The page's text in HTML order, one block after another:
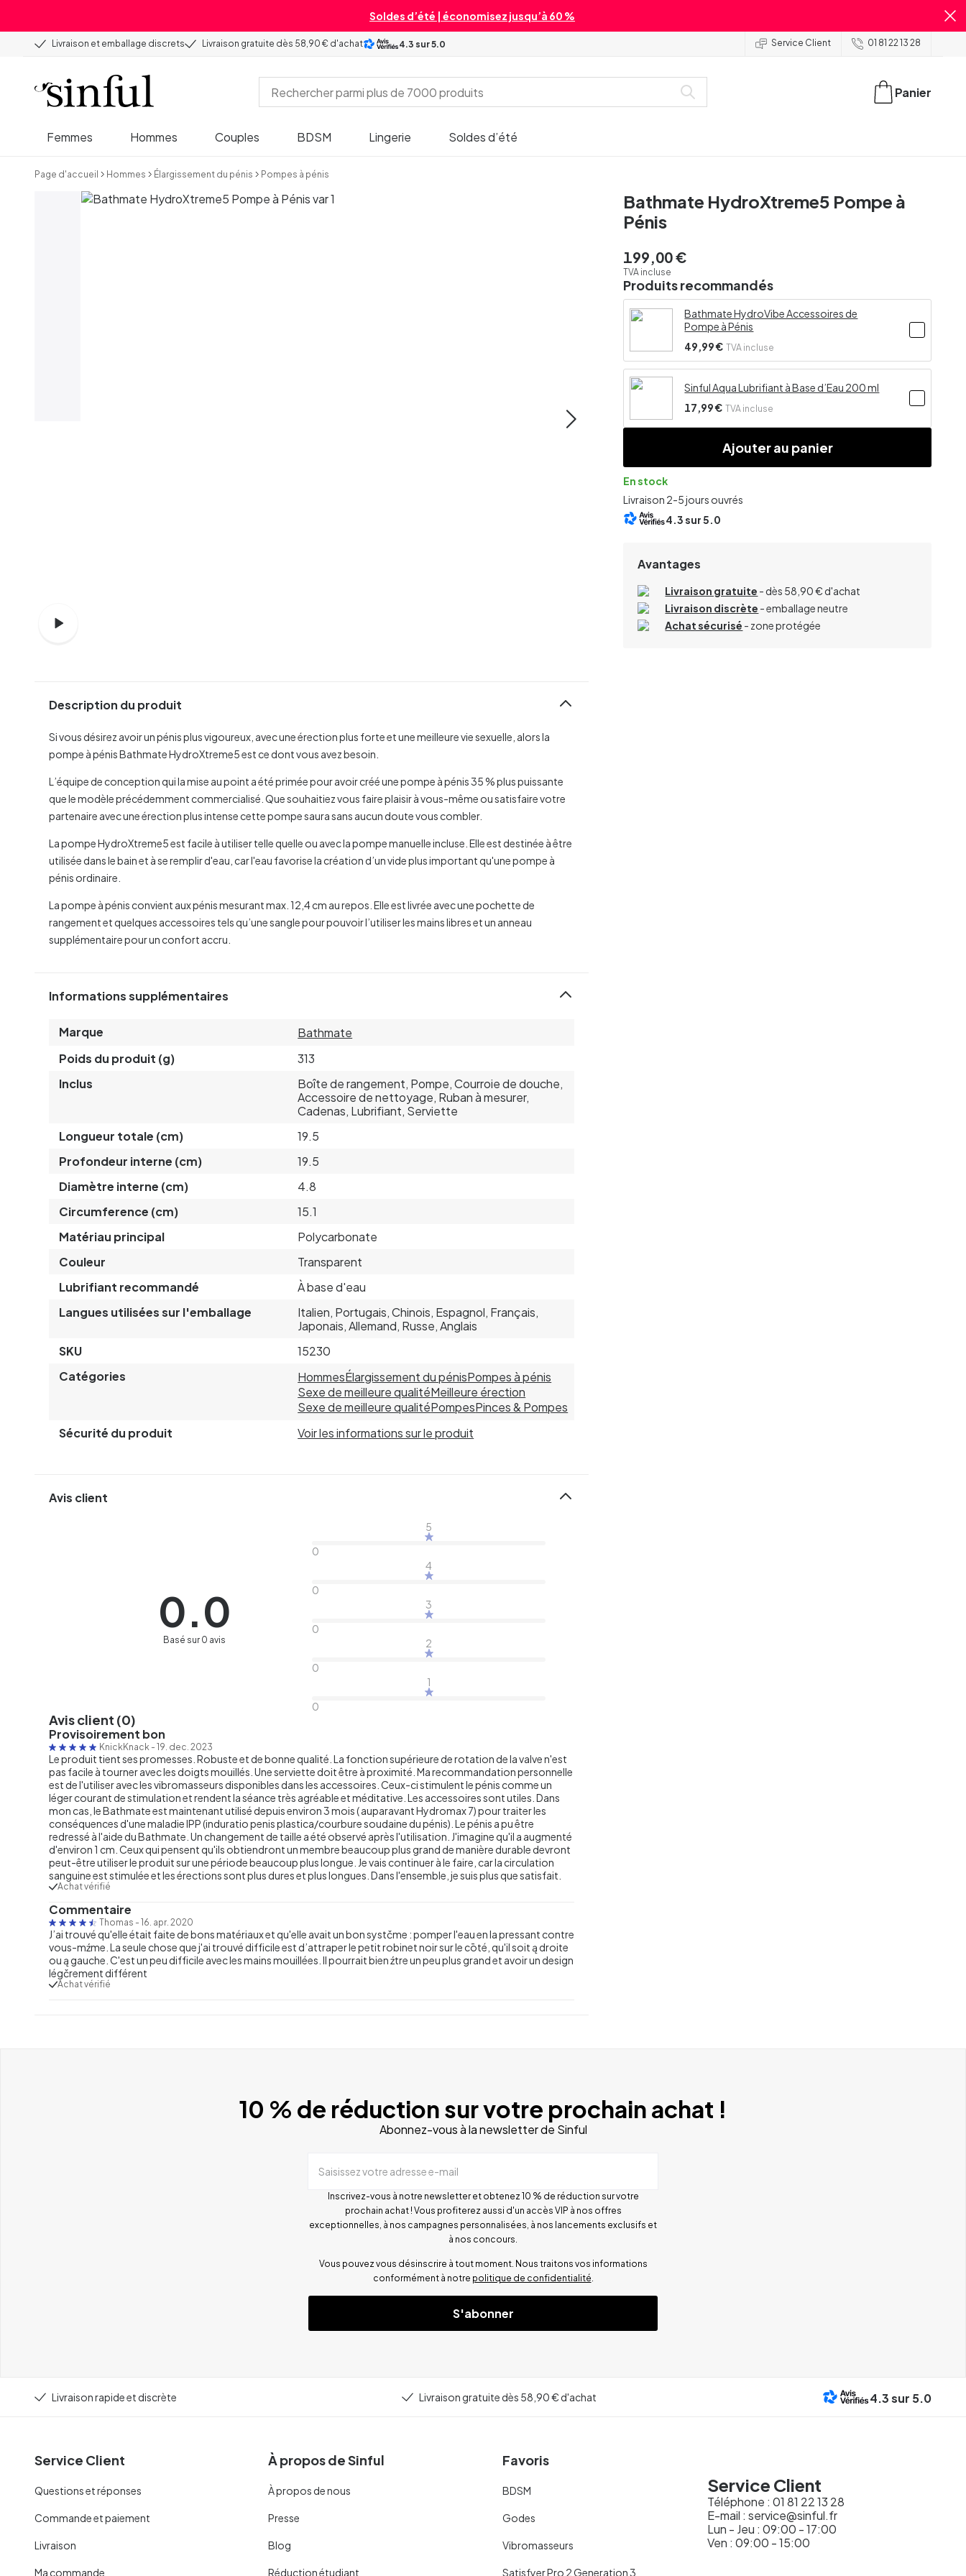
Soldes d’été | économisez jusqu’à 60 %
Livraison et emballage discrets Livraison gratuite dès 58,90 € d'achat 4.3 sur 5.0 Service Client 01 81 22 13 28
Femmes Hommes Couples BDSM Lingerie Soldes d’été
Panier
Page d'accueil Hommes Élargissement du pénis Pompes à pénis
Bathmate HydroXtreme5 Pompe à
Pénis
199,00 €
TVA incluse
Produits recommandés
Bathmate HydroVibe Accessoires de
Pompe à Pénis
49,99 € TVA incluse
Sinful Aqua Lubrifiant à Base d’Eau 200 ml
17,99 € TVA incluse
Ajouter au panier
En stock
Livraison 2-5 jours ouvrés
4.3sur 5.0
Avantages
Livraison gratuite - dès 58,90 € d'achat
Livraison discrète - emballage neutre
Achat sécurisé - zone protégée
Description du produit
Si vous désirez avoir un pénis plus vigoureux, avec une érection plus forte et une meilleure vie sexuelle, alors la
pompe à pénis Bathmate HydroXtreme5 est ce dont vous avez besoin.
L’équipe de conception qui la mise au point a été primée pour avoir créé une pompe à pénis 35 % plus puissante
que le modèle précédemment commercialisé. Que souhaitiez vous faire plaisir à vous-même ou satisfaire votre
partenaire avec une érection plus intense cette pompe saura sans aucun doute vous combler.
La pompe HydroXtreme5 est facile à utiliser telle quelle ou avec la pompe manuelle incluse. Elle est destinée à être
utilisée dans le bain et à se remplir d'eau, car l'eau favorise la création d’un vide plus important qu'une pompe à
pénis ordinaire.
La pompe à pénis convient aux pénis mesurant max. 12,4 cm au repos. Elle est livrée avec une pochette de
rangement et quelques accessoires tels qu’une sangle pour pouvoir l’utiliser les mains libres et un anneau
supplémentaire pour un confort accru.
Informations supplémentaires
Marque
Bathmate
Poids du produit (g)
313
Inclus
Boîte de rangement, Pompe, Courroie de douche,
Accessoire de nettoyage, Ruban à mesurer,
Cadenas, Lubrifiant, Serviette
Longueur totale (cm)
19.5
Profondeur interne (cm)
19.5
Diamètre interne (cm)
4.8
Circumference (cm)
15.1
Matériau principal
Polycarbonate
Couleur
Transparent
Lubrifiant recommandé
À base d'eau
Langues utilisées sur l'emballage
Italien, Portugais, Chinois, Espagnol, Français,
Japonais, Allemand, Russe, Anglais
SKU
15230
Catégories
HommesÉlargissement du pénisPompes à pénis
Sexe de meilleure qualitéMeilleure érection
Sexe de meilleure qualitéPompesPinces & Pompes
Sécurité du produit
Voir les informations sur le produit
Avis client
0.0
Basé sur 0 avis
5
0
4
0
3
0
2
0
1
0
Avis client (0)
Provisoirement bon
KnickKnack - 19. dec. 2023
Le produit tient ses promesses. Robuste et de bonne qualité. La fonction supérieure de rotation de la valve n'est
pas facile à tourner avec les doigts mouillés. Une serviette doit être à proximité. Ma recommandation personnelle
est de l'utiliser avec les vibromasseurs disponibles dans les accessoires. Ceux-ci stimulent le pénis comme un
léger courant de stimulation et rendent la séance très agréable et méditative. Les accessoires sont utiles. Dans
mon cas, le Bathmate est maintenant utilisé depuis environ 3 mois ( auparavant Hydromax 7) pour traiter les
conséquences d'une maladie IPP (induratio penis plastica/courbure soudaine du pénis). Le pénis a pu être
redressé à l'aide du Bathmate. Un changement de taille a été observé après l'utilisation. J'imagine qu'il a augmenté
d'environ 1 cm. Ceux qui pensent qu'ils obtiendront un membre beaucoup plus grand de manière durable devront
peut-être utiliser le produit sur une période beaucoup plus longue. Je vais continuer à le faire, car la circulation
sanguine est stimulée et les érections sont plus dures et plus longues. Dans l'ensemble, je suis plus que satisfait.
Achat vérifié
Commentaire
Thomas - 16. apr. 2020
J’ai trouvé qu'elle était faite de bons matériaux et qu'elle avait un bon systčme : pomper l'eau en la pressant contre
vous-mźme. La seule chose que j'ai trouvé difficile est d’attraper le petit robinet noir sur le cōté, qu'il soit ą droite
ou ą gauche. C'est un peu difficile avec les mains mouillées. Il pourrait bien źtre un peu plus grand et avoir un design
légčrement différent
Achat vérifié
10 % de réduction sur votre prochain achat !
Abonnez-vous à la newsletter de Sinful
Saisissez votre adresse e-mail
Inscrivez-vous à notre newsletter et obtenez 10 % de réduction sur votre
prochain achat ! Vous profiterez aussi d'un accès VIP à nos offres
exceptionnelles, à nos campagnes personnalisées, à nos lancements exclusifs et
à nos concours.
Vous pouvez vous désinscrire à tout moment. Nous traitons vos informations
conformément à notre politique de confidentialité
S'abonner
Livraison rapide et discrète Livraison gratuite dès 58,90 € d'achat 4.3sur 5.0
Service Client
Questions et réponses
Commande et paiement
Livraison
Ma commande
À propos de Sinful
À propos de nous
Presse
Blog
Réduction étudiant
Favoris
BDSM
Godes
Vibromasseurs
Satisfyer Pro 2 Generation 3
Service Client
Téléphone : 01 81 22 13 28
E-mail : service@sinful.fr
Lun - Jeu : 09:00 - 17:00
Ven : 09:00 - 15:00